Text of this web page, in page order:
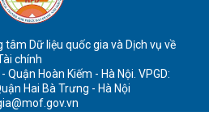
tâm Dữ liệu quốc gia và Dịch vụ về
chính
Hoàn Kiếm - Hà Nội. VPGD:
Hai Bà Trưng - Hà Nội